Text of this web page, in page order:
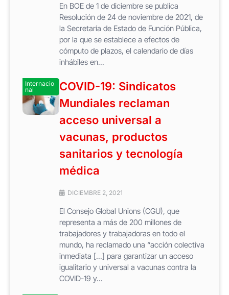
En BOE de 1 de diciembre se publica
Resolución de 24 de noviembre de 2021, de
la Secretaría de Estado de Función Pública,
por la que se establece a efectos de
cómputo de plazos, el calendario de días
inhábiles en...
Internacio
nal
COVID-19: Sindicatos
Mundiales reclaman
acceso universal a
vacunas, productos
sanitarios y tecnología
médica
DICIEMBRE 2, 2021
El Consejo Global Unions (CGU), que
representa a más de 200 millones de
trabajadores y trabajadoras en todo el
mundo, ha reclamado una “acción colectiva
inmediata [...] para garantizar un acceso
igualitario y universal a vacunas contra la
COVID-19 y...